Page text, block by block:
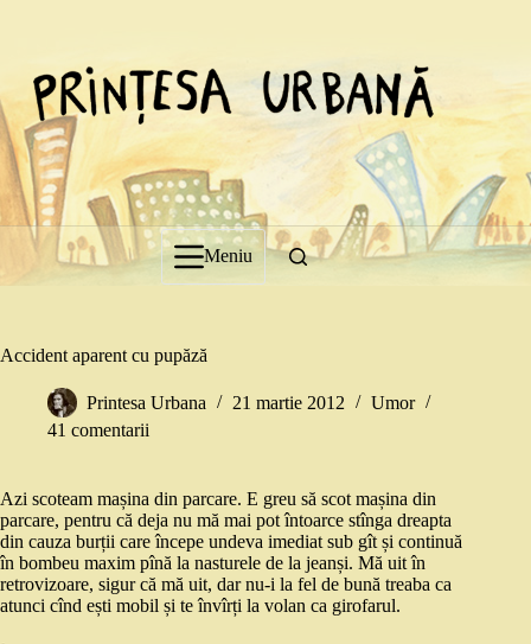
Meniu
Accident aparent cu pupăză
Printesa Urbana 21 martie 2012
Umor
41 comentarii
Azi scoteam mașina din parcare. E greu să scot mașina din
parcare, pentru că deja nu mă mai pot întoarce stînga dreapta
din cauza burții care începe undeva imediat sub gît și continuă
în bombeu maxim pînă la nasturele de la jeanși. Mă uit în
retrovizoare, sigur că mă uit, dar nu-i la fel de bună treaba ca
atunci cînd ești mobil și te învîrți la volan ca girofarul.